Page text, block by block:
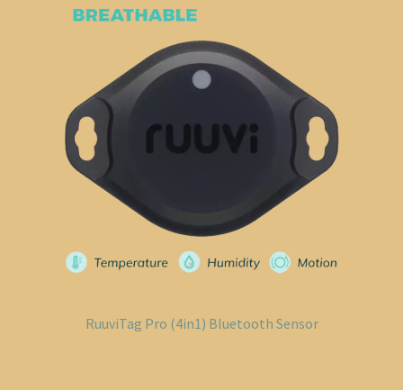
RuuviTag Pro (4in1) Bluetooth Sensor